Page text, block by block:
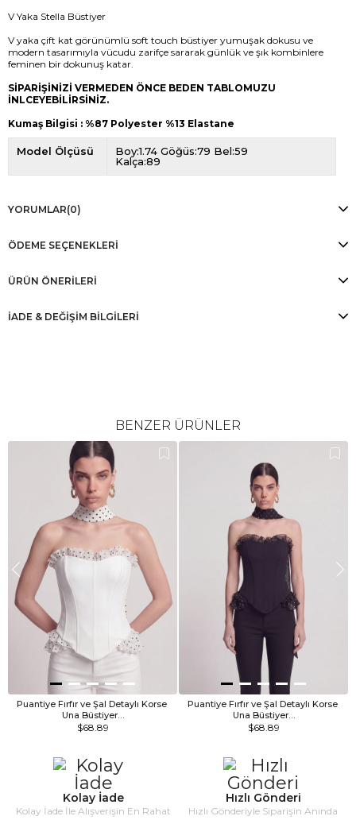
V Yaka Stella Büstiyer
V yaka çift kat görünümlü soft touch büstiyer yumuşak dokusu ve
modern tasarımıyla vücudu zarifçe sararak günlük ve şık kombinlere
feminen bir dokunuş katar.
SİPARİŞİNİZİ VERMEDEN ÖNCE BEDEN TABLOMUZU
İNLCEYEBİLİRSİNİZ.
Kumaş Bilgisi : %87 Polyester %13 Elastane
Model Ölçüsü
Boy:1.74 Göğüs:79 Bel:59
Kalça:89
YORUMLAR(0)
ÖDEME SEÇENEKLERI
ÜRÜN ÖNERILERI
İADE & DEĞİŞİM BİLGİLERİ
BENZER ÜRÜNLER
Puantiye Fırfır ve Şal Detaylı Korse
Una Büstiyer…
$68.89
Puantiye Fırfır ve Şal Detaylı Korse
Una Büstiyer…
$68.89
Kolay İade
Kolay İade İle Alışverişin En Rahat
Hızlı Gönderi
Hızlı Gönderiyle Siparişin Anında